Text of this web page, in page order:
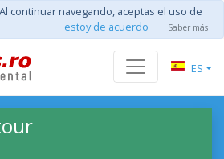
continuar navegando, aceptas el uso de
estoy de acuerdo Saber más
ES